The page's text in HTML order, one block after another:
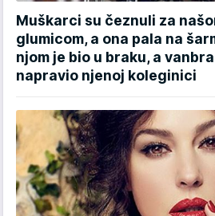
Muškarci su čeznuli za
glumicom, a ona pala na
njom je bio u braku, a
napravio njenoj koleginici